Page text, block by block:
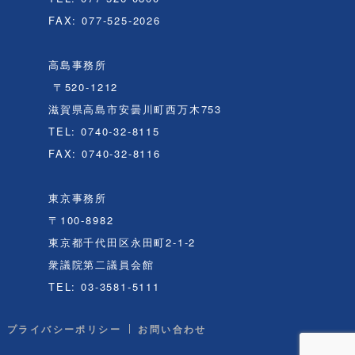
FAX: 077-525-2026
高島事務所
〒520-1212
滋賀県高島市安曇川町西万木753
TEL: 0740-32-8115
FAX: 0740-32-8116
東京事務所
〒100-8982
東京都千代田区永田町2-1-2
衆議院第二議員会館
TEL: 03-3581-5111
プライバシーポリシー お問い合わせ